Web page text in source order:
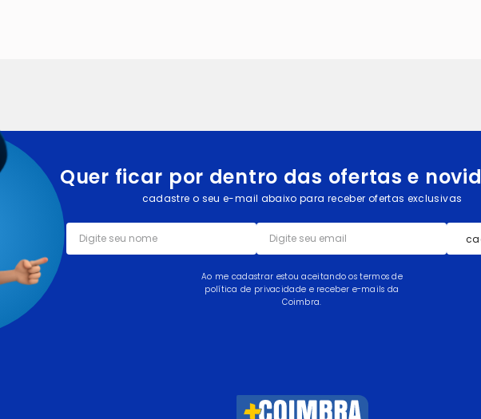
Quer ficar por dentro das ofertas e
cadastre o seu e-mail abaixo para receber ofertas exclusivas
Ao me cadastrar estou aceitando os termos de
política de privacidade e receber e-mails da
Coimbra.